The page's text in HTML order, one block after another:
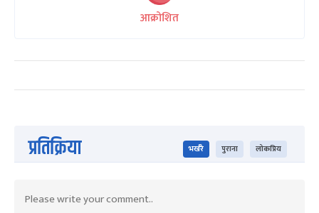
आक्रोशित
प्रतिक्रिया भर्खरै पुराना लोकप्रिय